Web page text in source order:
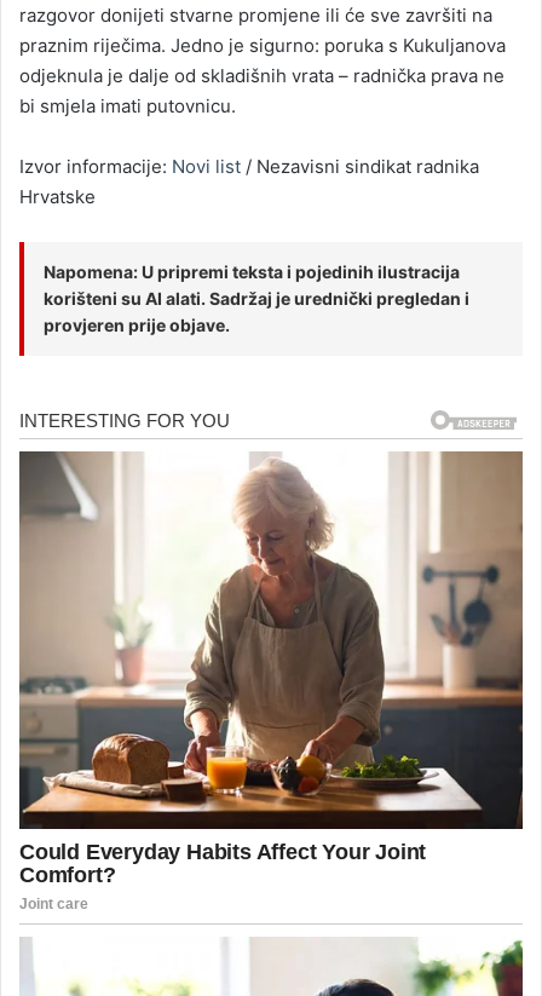
razgovor donijeti stvarne promjene ili će sve završiti na
praznim riječima. Jedno je sigurno: poruka s Kukuljanova
odjeknula je dalje od skladišnih vrata – radnička prava ne
bi smjela imati putovnicu.
Izvor informacije: Novi list / Nezavisni sindikat radnika
Hrvatske
Napomena: U pripremi teksta i pojedinih ilustracija
korišteni su AI alati. Sadržaj je urednički pregledan i
provjeren prije objave.